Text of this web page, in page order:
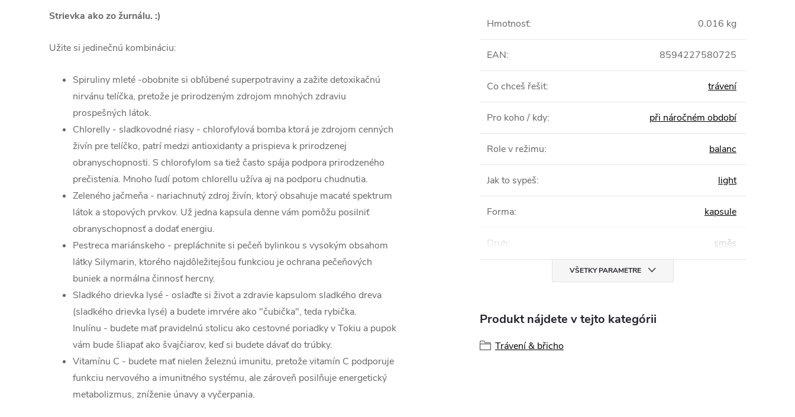
Strievka ako zo žurnálu. :)
Užite si jedinečnú kombináciu:
Spiruliny mleté -obobnite si obľúbené superpotraviny a zažite detoxikačnú
nirvánu telíčka, pretože je prirodzeným zdrojom mnohých zdraviu
prospešných látok.
Chlorelly - sladkovodné riasy - chlorofylová bomba ktorá je zdrojom cenných
živín pre telíčko, patrí medzi antioxidanty a prispieva k prirodzenej
obranyschopnosti. S chlorofylom sa tiež často spája podpora prirodzeného
prečistenia. Mnoho ľudí potom chlorellu užíva aj na podporu chudnutia.
Zeleného jačmeňa - nariachnutý zdroj živín, ktorý obsahuje macaté spektrum
látok a stopových prvkov. Už jedna kapsula denne vám pomôžu posilniť
obranyschopnosť a dodať energiu.
Pestreca mariánskeho - prepláchnite si pečeň bylinkou s vysokým obsahom
látky Silymarin, ktorého najdôležitejšou funkciou je ochrana pečeňových
buniek a normálna činnosť hercny.
Sladkého drievka lysé - oslaďte si život a zdravie kapsulom sladkého dreva
(sladkého drievka lysé) a budete imrvére ako "čubička", teda rybička.
Inulínu - budete mať pravidelnú stolicu ako cestovné poriadky v Tokiu a pupok
vám bude šliapať ako švajčiarov, keď si budete dávať do trúbky.
Vitamínu C - budete mať nielen železnú imunitu, pretože vitamín C podporuje
funkciu nervového a imunitného systému, ale zároveň posilňuje energetický
metabolizmus, zníženie únavy a vyčerpania.
Hmotnosť: 0.016 kg
EAN: 8594227580725
Co chceš řešit: trávení
Pro koho / kdy: při náročném období
Role v režimu: balanc
Jak to sypeš: light
Forma: kapsule
Druh: směs
VŠETKY PARAMETRE
Produkt nájdete v tejto kategórii
Trávení & břicho